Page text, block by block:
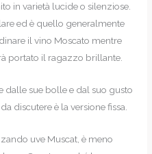
in varietà lucide o silenziose.
ed è quello generalmente
il vino Moscato mentre
portato il ragazzo brillante.
dalle sue bolle e dal suo gusto
discutere è la versione fissa.
uve Muscat, è meno